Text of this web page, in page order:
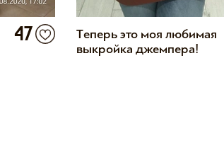
47
Теперь это моя любимая
выкройка джемпера!